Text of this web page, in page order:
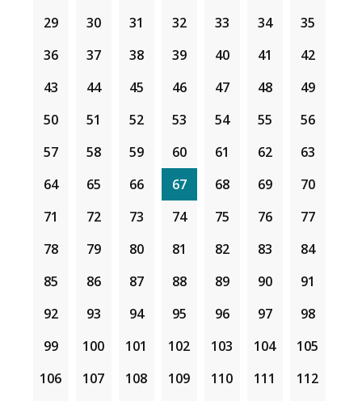
29
30 31 32 33 34
35
36
37 38 39 40 41
42
43
44 45 46 47 48
49
50
51 52 53 54 55
56
57
58 59 60 61 62
63
64
65 66 67 68 69
70
71
72 73 74 75 76
77
78
79 80 81 82 83
84
85
86 87 88 89 90
91
92
93 94 95 96 97
98
99
100 101 102 103 104
105
106
107 108 109 110 111
112